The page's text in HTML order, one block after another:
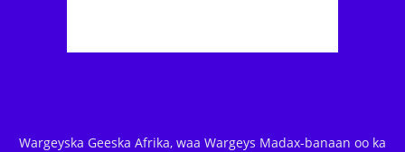
Wargeyska Geeska Afrika, waa Wargeys Madax-banaan oo ka